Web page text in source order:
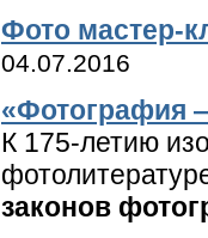
Фото мастер-
04.07.2016
«Фотография
К 175-летию
законов